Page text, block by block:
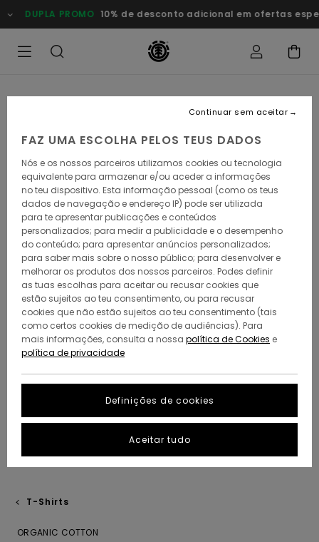
para
a
DUPLA PROMO 10% de desconto adicional em ofertas
T-Shirts
ORGANIC COTTON
FAZ UMA ESCOLHA PELOS TEUS DADOS
Nós e os nossos parceiros utilizamos cookies ou tecnologia
equivalente para armazenar e/ou aceder a informações
no teu dispositivo. Esta informação pessoal (como os teus
dados de navegação e endereço IP) pode ser utilizada
para te apresentar publicações e conteúdos
personalizados; para medir a publicidade e o desempenho
do conteúdo; para apresentar anúncios personalizados;
para saber mais sobre o nosso público; para desenvolver e
melhorar os produtos dos nossos parceiros. Podes definir
as tuas escolhas para aceitar ou recusar cookies que
estão sujeitos ao teu consentimento, ou para recusar
cookies que não estão sujeitos ao teu consentimento (tais
como certos cookies de medição de audiências). Para
mais informações, consulta a nossa política de Cookies e
política de privacidade
Definições de cookies
Continuar sem aceitar
Aceitar tudo